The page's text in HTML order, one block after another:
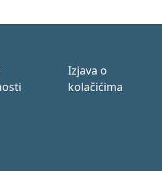
Izjava o
kolačićima